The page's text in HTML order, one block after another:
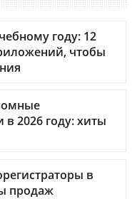
году: 12
чтобы
в 2026 году: хиты
в
продаж